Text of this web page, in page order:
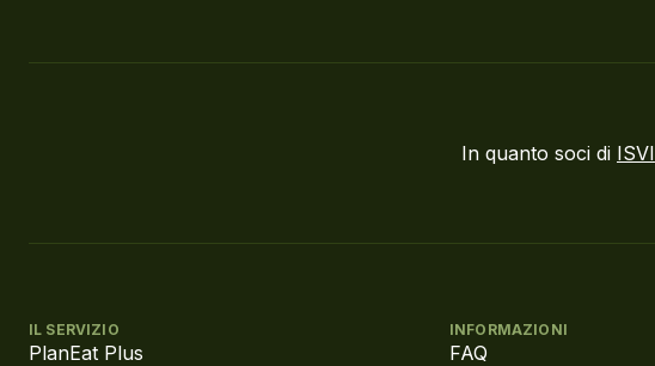
In quanto soci di ISVI
IL SERVIZIO
PlanEat Plus
INFORMAZIONI
FAQ